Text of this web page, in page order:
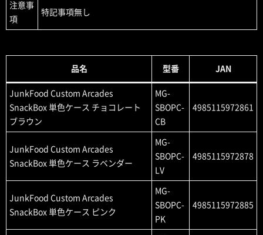
注意事
項
特記事項無し
品名 型番 JAN
JunkFood Custom Arcades
SnackBox 単色ケース チョコレート
ブラウン
MG-
SBOPC-
CB
4985115972861
JunkFood Custom Arcades
SnackBox 単色ケース ラベンダー
MG-
SBOPC-
LV
4985115972878
JunkFood Custom Arcades
SnackBox 単色ケース ピンク
MG-
SBOPC-
PK
4985115972885